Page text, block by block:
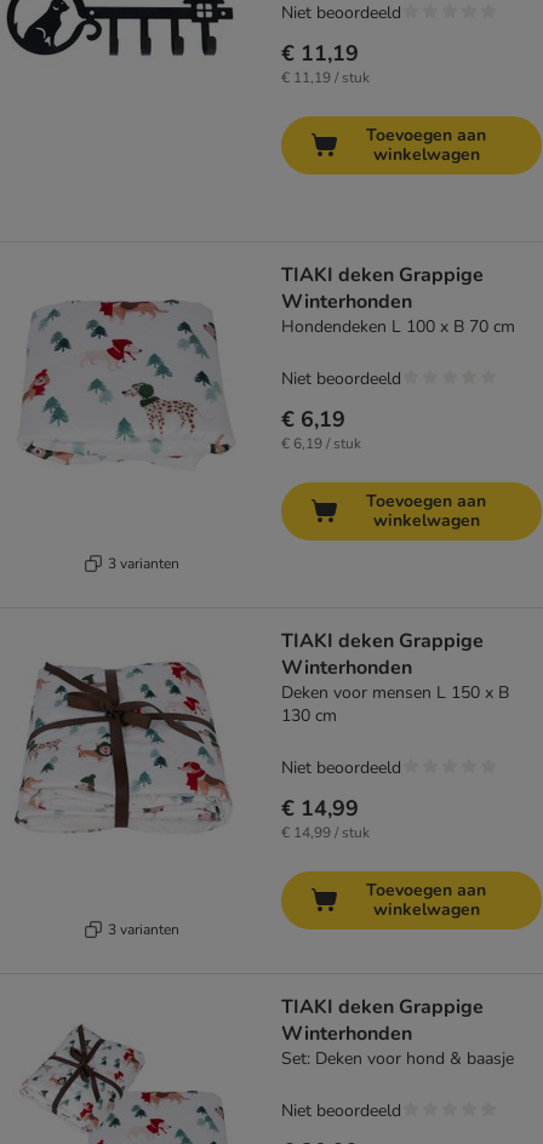
€ 11,19
€ 11,19 / stuk
Niet beoordeeld
Toevoegen aan
winkelwagen
3 varianten
TIAKI deken Grappige
Winterhonden
Hondendeken L 100 x B 70 cm
€ 6,19
€ 6,19 / stuk
Niet beoordeeld
Toevoegen aan
winkelwagen
3 varianten
TIAKI deken Grappige
Winterhonden
Deken voor mensen L 150 x B
130 cm
€ 14,99
€ 14,99 / stuk
Niet beoordeeld
Toevoegen aan
winkelwagen
TIAKI deken Grappige
Winterhonden
Set: Deken voor hond & baasje
Niet beoordeeld